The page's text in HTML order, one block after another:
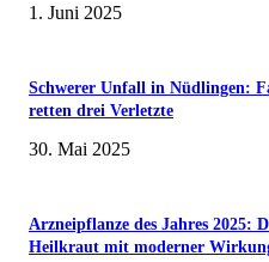
1. Juni 2025
Schwerer Unfall in Nüdlingen:
retten drei Verletzte
30. Mai 2025
Arzneipflanze des Jahres 2025:
Heilkraut mit moderner